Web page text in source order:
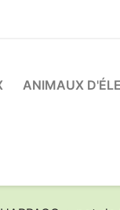
ANIMAUX